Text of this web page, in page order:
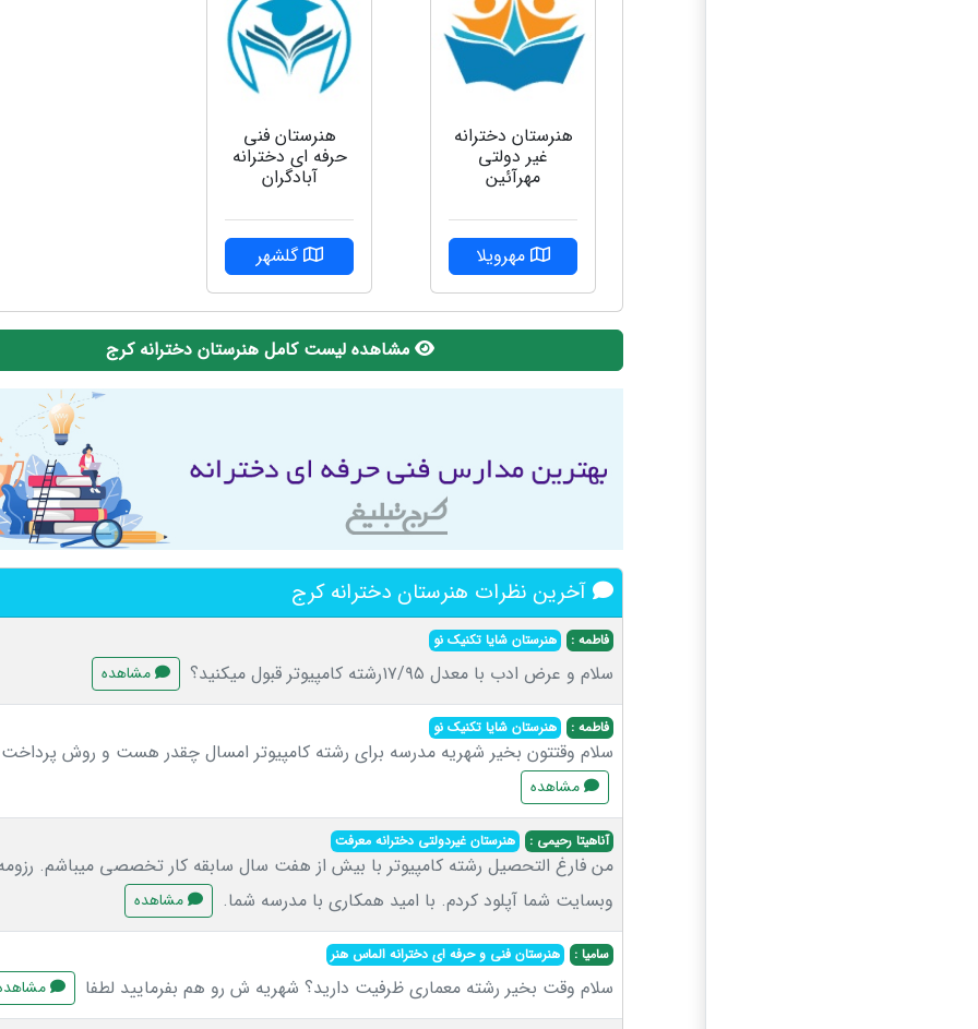
هنرستان دخترانه
غیر دولتی
مهرآئین
مهرویلا
هنرستان فنی
حرفه ای دخترانه
آبادگران
گلشهر
مشاهده لیست کامل هنرستان دخترانه کرج
آخرین نظرات هنرستان دخترانه کرج
فاطمه : هنرستان شایا تکنیک نو
سلام و عرض ادب با معدل ۱۷/۹۵رشته کامپیوتر قبول میکنید؟ مشاهده
فاطمه : هنرستان شایا تکنیک نو
سلام وقتتون بخیر شهریه مدرسه برای رشته کامپیوتر امسال چقدر هست و روش
مشاهده
آناهیتا رحیمی : هنرستان غیردولتی دخترانه معرفت
من فارغ التحصیل رشته کامپیوتر با بیش از هفت سال سابقه کار تخصصی میباشم. رزومه
وبسایت شما آپلود کردم. با امید همکاری با مدرسه شما.
مشاهده
سامیا : هنرستان فنی و حرفه ای دخترانه الماس هنر
سلام وقت بخیر رشته معماری ظرفیت دارید؟ شهریه ش رو هم بفرمایید لطفا